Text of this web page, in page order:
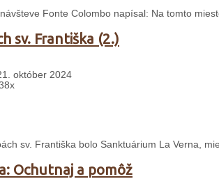
Fonte Colombo napísal: Na tomto
sv. Františka (2.)
október 2024
sv. Františka bolo Sanktuárium La Verna,
Ochutnaj a pomôž